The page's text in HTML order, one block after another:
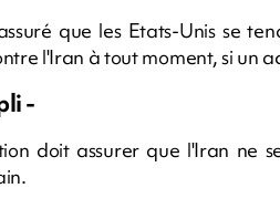
que les Etats-Unis se
l'Iran à tout moment, si un
-
doit assurer que l'Iran ne